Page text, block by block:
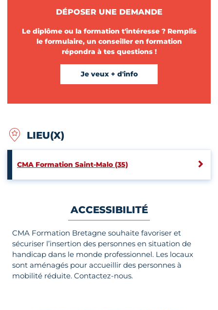
DÉPOSER UNE DEMANDE
Le diplôme ou la formation t'intéresse ? Remplis
le formulaire, un conseiller en formation
répondra à tes questions !
Je veux + d'info
LIEU(X)
CMA Formation Saint-Malo (35)
ACCESSIBILITÉ
CMA Formation Bretagne souhaite favoriser et
sécuriser l’insertion des personnes en situation de
handicap dans le monde professionnel. Les locaux
sont aménagés pour accueillir des personnes à
mobilité réduite. Contactez-nous.